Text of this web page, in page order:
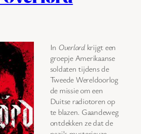
In Overlordkrijgt een
groepje Amerikaanse
soldaten tijdens de
Tweede Wereldoorlog
de missie om een
Duitse radiotoren op
te blazen. Gaandeweg
ontdekken ze dat de